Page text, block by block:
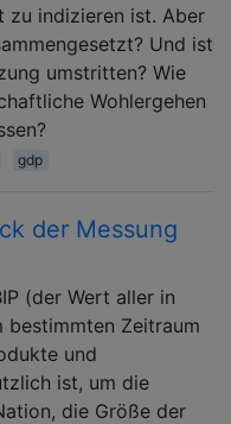
zu indizieren ist. Aber
Und ist
umstritten? Wie
Wohlergehen
gdp
der Messung
(der Wert aller in
bestimmten Zeitraum
und
ist, um die
die Größe der